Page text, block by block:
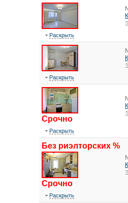
Раскрыть
Раскрыть
Срочно
Раскрыть
Без риэлторских %
Срочно
Раскрыть